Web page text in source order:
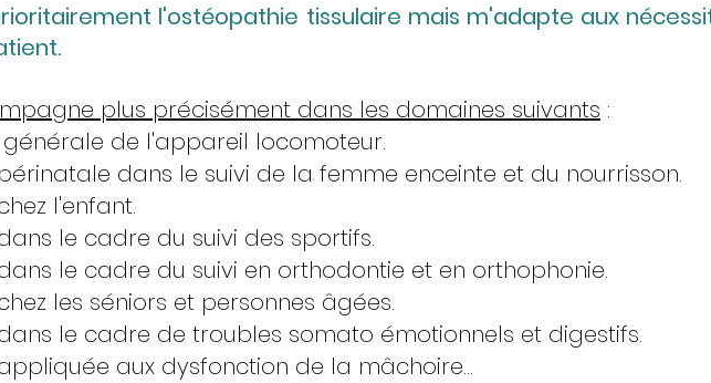
l'ostéopathie tissulaire mais m'adapte aux
plus précisément dans les domaines suivants :
de l'appareil locomoteur.
dans le suivi de la femme enceinte et du nourrisson.
l'enfant.
le cadre du suivi des sportifs.
le cadre du suivi en orthodontie et en orthophonie.
les séniors et personnes âgées.
le cadre de troubles somato émotionnels et digestifs.
aux dysfonction de la mâchoire...